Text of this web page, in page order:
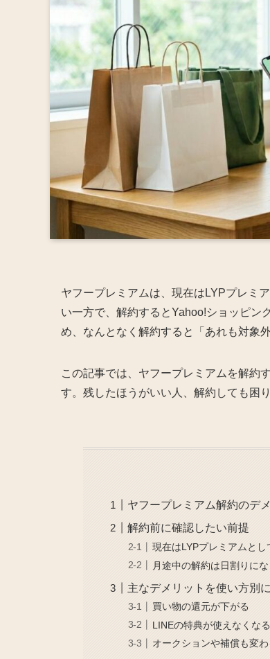
ヤフープレミアムは、現在はLYPプレミ
い一方で、解約するとYahoo!ショッピン
め、なんとなく解約すると「あれも対象
この記事では、ヤフープレミアムを解約
す。残したほうがいい人、解約しても困
ヤフープレミアム解約のデ
解約前に確認したい前提
現在はLYPプレミアムとし
月途中の解約は日割りに
主なデメリットを使い方別
買い物の還元が下がる
LINEの特典が使えなくなる
オークションや補償も変わ